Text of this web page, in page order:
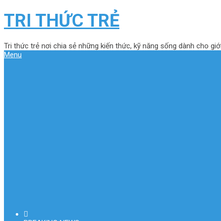
TRI THỨC TRẺ
Tri thức trẻ nơi chia sẻ những kiến thức, kỹ năng sống dành cho
Menu